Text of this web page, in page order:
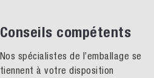
Conseils compétents
Nos spécialistes de l’emballage se
tiennent à votre disposition